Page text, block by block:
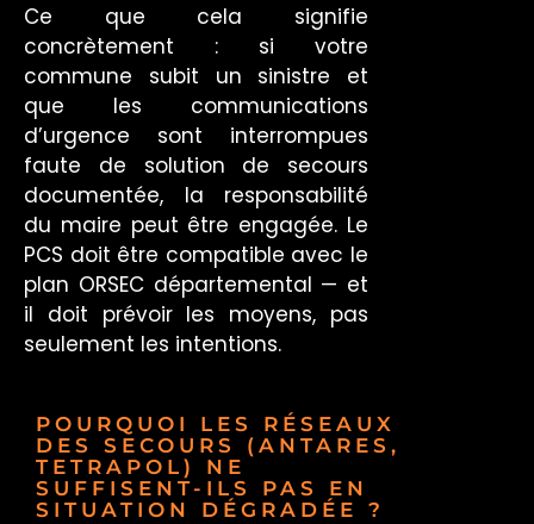
Ce que cela signifie
concrètement : si votre
commune subit un sinistre et
que les communications
d’urgence sont interrompues
faute de solution de secours
documentée, la responsabilité
du maire peut être engagée. Le
PCS doit être compatible avec le
plan ORSEC départemental — et
il doit prévoir les moyens, pas
seulement les intentions.
POURQUOI LES RÉSEAUX
DES SECOURS (ANTARES,
TETRAPOL) NE
SUFFISENT-ILS PAS EN
SITUATION DÉGRADÉE ?